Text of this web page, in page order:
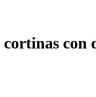
cortinas con